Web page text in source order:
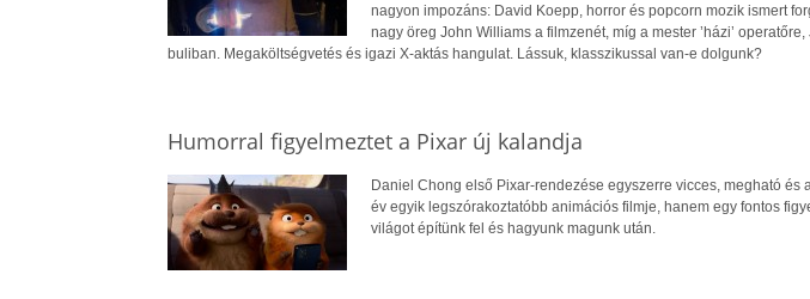
nagyon impozáns: David Koepp, horror és popcorn mozik ismert
nagy öreg John Williams a filmzenét, míg a mester ’házi’
buliban. Megaköltségvetés és igazi X-aktás hangulat. Lássuk, klasszikussal van-e dolgunk?
Humorral figyelmeztet a Pixar új kalandja
Daniel Chong első Pixar-rendezése egyszerre vicces, megható és
év egyik legszórakoztatóbb animációs filmje, hanem egy fontos
világot építünk fel és hagyunk magunk után.